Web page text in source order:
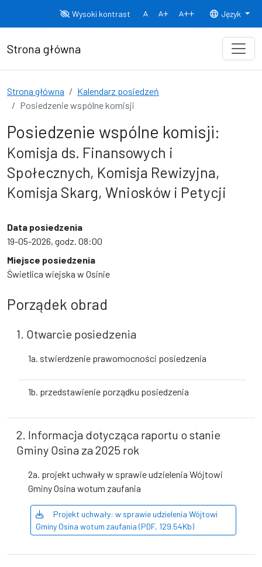
Wysoki kontrast
Normalny rozmiar czcionki
Rozmiar czcionki 150% Rozmiar
Język
Strona główna
Strona główna
Kalendarz posiedzeń
Posiedzenie wspólne komisji
Posiedzenie wspólne komisji:
Komisja ds. Finansowych i
Społecznych, Komisja Rewizyjna,
Komisja Skarg, Wniosków i Petycji
Data posiedzenia
19-05-2026, godz. 08:00
Miejsce posiedzenia
Świetlica wiejska w Osinie
Porządek obrad
1. Otwarcie posiedzenia
1a. stwierdzenie prawomocności posiedzenia
1b. przedstawienie porządku posiedzenia
2. Informacja dotycząca raportu o stanie
Gminy Osina za 2025 rok
2a. projekt uchwały w sprawie udzielenia Wójtowi
Gminy Osina wotum zaufania
Projekt uchwały: w sprawie udzielenia Wójtowi
Gminy Osina wotum zaufania (PDF, 129.54Kb)